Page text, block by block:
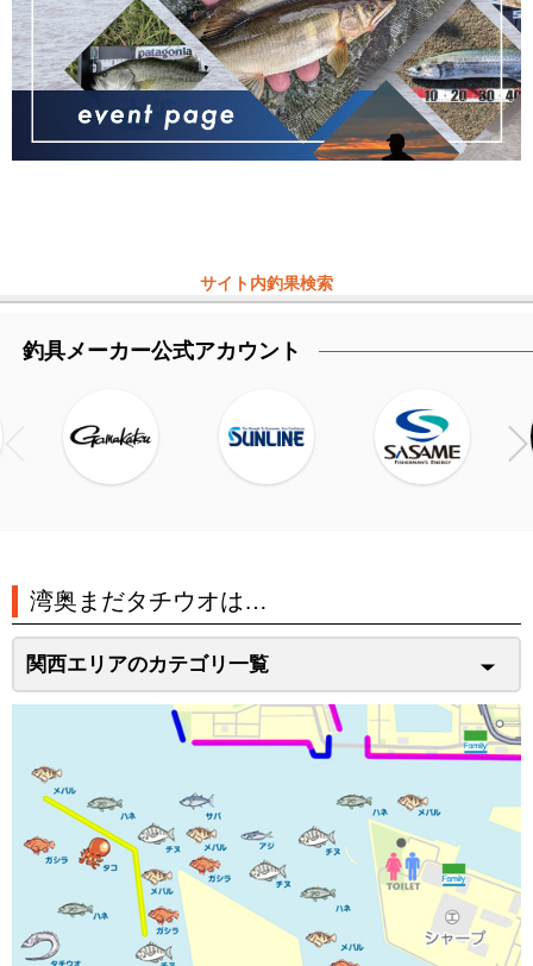
サイト内釣果検索
釣具メーカー公式アカウント
湾奥まだタチウオは…
関西エリアのカテゴリ一覧